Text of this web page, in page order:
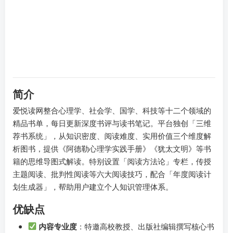
简介
爱悦读网整合心理学、社会学、国学、科技等十二个领域的
精品书单，每日更新深度书评与读书笔记。平台独创「三维
荐书系统」，从知识密度、阅读难度、实用价值三个维度解
析图书，提供《阿德勒心理学实践手册》《犹太文明》等书
籍的思维导图式解读。特别设置「阅读方法论」专栏，传授
主题阅读、批判性阅读等六大阅读技巧，配合「年度阅读计
划生成器」，帮助用户建立个人知识管理体系。
优缺点
内容专业度 ：特邀高校教授、出版社编辑撰写核心书